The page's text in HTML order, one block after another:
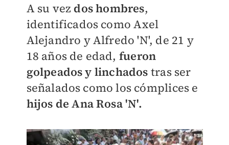
A su vez dos hombres,
identificados comoAxel
Alejandro y Alfredo 'N', de 21 y
18 años de edad, fueron
golpeados y linchados trasser
señalados como los cómplices e
hijos de Ana Rosa 'N'.